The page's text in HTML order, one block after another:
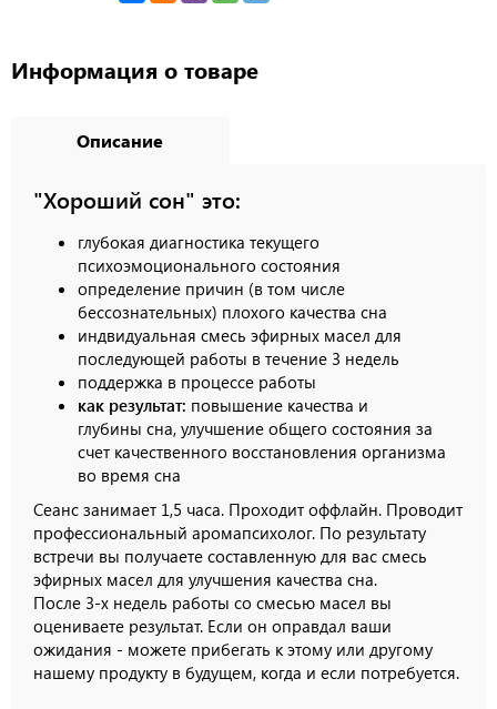
Информация о товаре
Описание
"Хороший сон" это:
глубокая диагностика текущего
психоэмоционального состояния
определение причин (в том числе
бессознательных) плохого качества сна
индвидуальная смесь эфирных масел для
последующей работы в течение 3 недель
поддержка в процессе работы
как результат: повышение качества и
глубины сна, улучшение общего состояния за
счет качественного восстановления организма
во время сна
Сеанс занимает 1,5 часа. Проходит оффлайн. Проводит
профессиональный аромапсихолог. По результату
встречи вы получаете составленную для вас смесь
эфирных масел для улучшения качества сна.
После 3-х недель работы со смесью масел вы
оцениваете результат. Если он оправдал ваши
ожидания - можете прибегать к этому или другому
нашему продукту в будущем, когда и если потребуется.